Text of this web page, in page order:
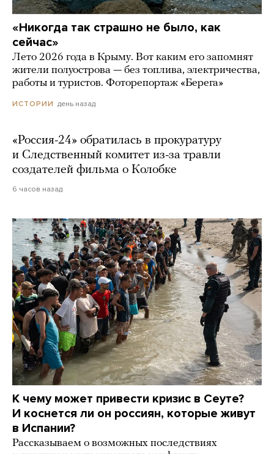
«Никогда так страшно не было, как
сейчас»
Лето 2026 года в Крыму. Вот каким его запомнят
жители полуострова — без топлива, электричества,
работы и туристов. Фоторепортаж «Берега»
ИСТОРИИ день назад
«Россия-24» обратилась в прокуратуру
и Следственный комитет из-за травли
создателей фильма о Колобке
6 часов назад
К чему может привести кризис в Сеуте?
И коснется ли он россиян, которые живут
в Испании?
Рассказываем о возможных последствиях